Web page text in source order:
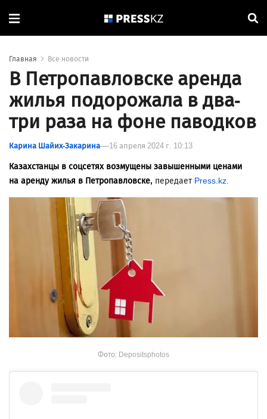
Главная Все новости
В Петропавловске аренда
жилья подорожала в два-
три раза на фоне паводков
Карина Шайих-Закарина 16 апреля 2024 г. 10:13
Казахстанцы в соцсетях возмущены завышенными ценами
на аренду жилья в Петропавловске, передает Press.kz.
Фото: Depositsphotos